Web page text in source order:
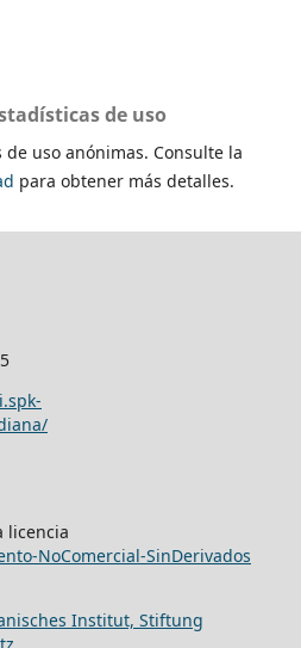
de uso
uso anónimas. Consulte la
para obtener más detalles.
licencia
NoComercial-SinDerivados
Institut, Stiftung